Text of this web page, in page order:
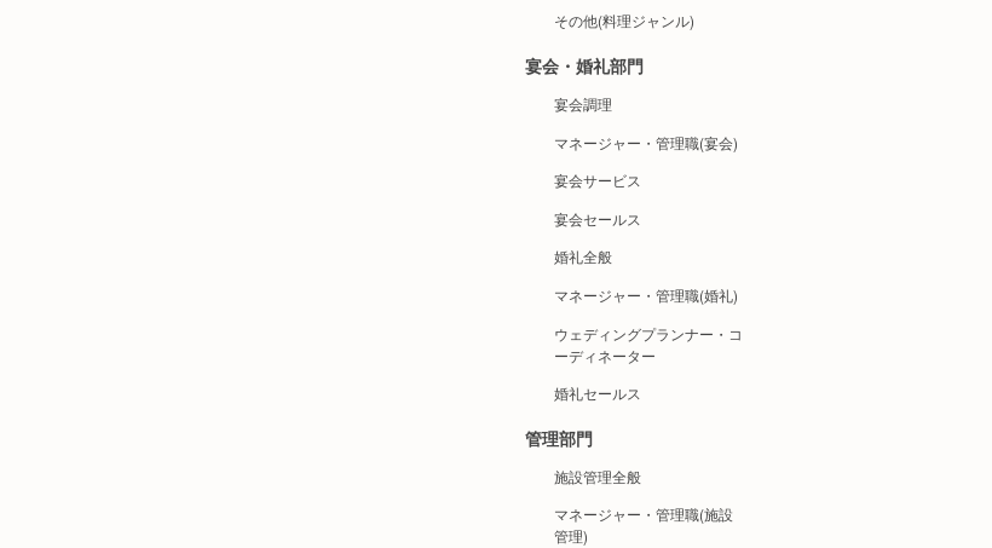
その他(料理ジャンル)
宴会・婚礼部門
宴会調理
マネージャー・管理職(宴会)
宴会サービス
宴会セールス
婚礼全般
マネージャー・管理職(婚礼)
ウェディングプランナー・コ
ーディネーター
婚礼セールス
管理部門
施設管理全般
マネージャー・管理職(施設
管理)